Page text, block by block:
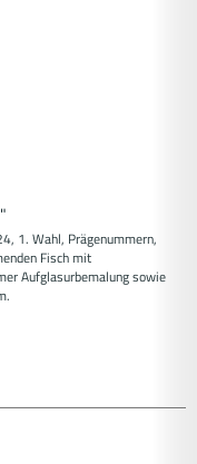
1. Wahl, Prägenummern,
Fisch mit
Aufglasurbemalung sowie